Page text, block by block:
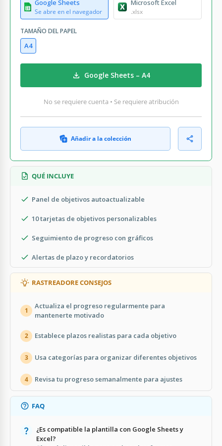
Google Sheets
Se abre en el navegador
Microsoft Excel
.xlsx
TAMAÑO DEL PAPEL
A4
Google Sheets – A4
No se requiere cuenta • Se requiere atribución
Añadir a la colección
QUÉ INCLUYE
Panel de objetivos autoactualizable
10 tarjetas de objetivos personalizables
Seguimiento de progreso con gráficos
Alertas de plazo y recordatorios
RASTREADORE CONSEJOS
1
Actualiza el progreso regularmente para
mantenerte motivado
2 Establece plazos realistas para cada objetivo
3 Usa categorías para organizar diferentes objetivos
4 Revisa tu progreso semanalmente para ajustes
FAQ
¿Es compatible la plantilla con Google Sheets y
Excel?